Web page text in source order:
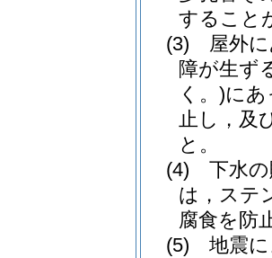
すること
(3)
屋外
障が生ず
く。)にあ
止し，及
と。
(4)
下水
は，ステ
腐食を防
(5)
地震